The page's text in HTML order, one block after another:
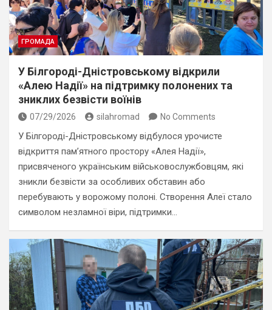
ГРОМАДА
У Білгороді-Дністровському відкрили
«Алею Надії» на підтримку полонених та
зниклих безвісти воїнів
07/29/2026 silahromad No Comments
У Білгороді-Дністровському відбулося урочисте
відкриття пам’ятного простору «Алея Надії»,
присвяченого українським військовослужбовцям, які
зникли безвісти за особливих обставин або
перебувають у ворожому полоні. Створення Алеї стало
символом незламної віри, підтримки…